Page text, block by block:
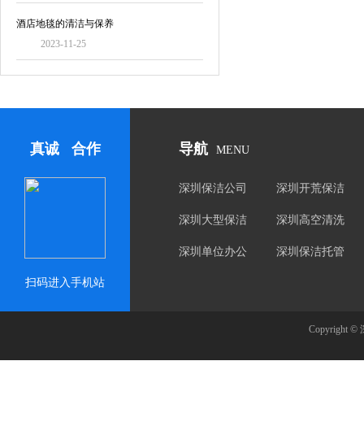
酒店地毯的清洁与保养
2023-11-25
真诚 合作
扫码进入手机站
导航 MENU
深圳保洁公司 深圳开荒保洁
深圳大型保洁 深圳高空清洗
深圳单位办公
深圳保洁托管
Copyright ©